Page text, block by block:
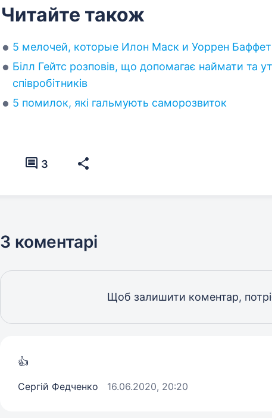
Читайте також
5 мелочей, которые Илон Маск и Уоррен
Білл Гейтс розповів, що допомагає наймати та
співробітників
5 помилок, які гальмують саморозвиток
3
3 коментарі
Щоб залишити коментар,
👍
Сергій Федченко 16.06.2020, 20:20